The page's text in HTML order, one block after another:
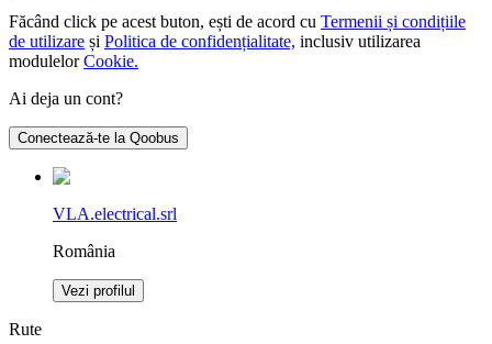
Făcând click pe acest buton, ești de acord cu Termenii și condițiile
de utilizare și Politica de confidențialitate, inclusiv utilizarea
modulelor Cookie.
Ai deja un cont?
Conectează-te la Qoobus
VLA.electrical.srl
România
Vezi profilul
Rute